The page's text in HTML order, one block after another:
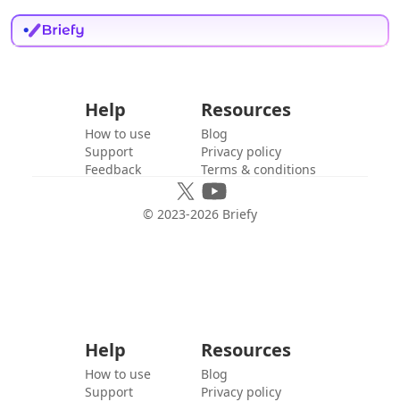
Help
How to use
Support
Feedback
Resources
Blog
Privacy policy
Terms & conditions
© 2023-2026 Briefy
Help
How to use
Support
Resources
Blog
Privacy policy